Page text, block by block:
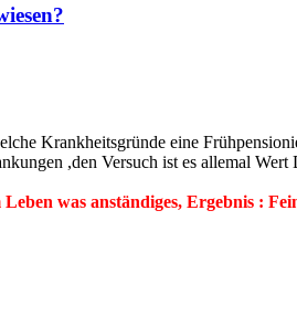
Krankheitsgründe eine
,den Versuch ist es allemal
was anständiges, Ergebnis :